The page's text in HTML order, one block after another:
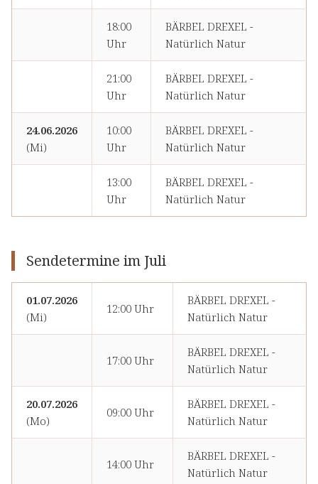
18:00
Uhr
BÄRBEL DREXEL -
Natürlich Natur
21:00
Uhr
BÄRBEL DREXEL -
Natürlich Natur
24.06.2026
(Mi)
10:00
Uhr
BÄRBEL DREXEL -
Natürlich Natur
13:00
Uhr
BÄRBEL DREXEL -
Natürlich Natur
Sendetermine im Juli
01.07.2026
(Mi)
12:00 Uhr
BÄRBEL DREXEL -
Natürlich Natur
17:00 Uhr
BÄRBEL DREXEL -
Natürlich Natur
20.07.2026
(Mo)
09:00 Uhr
BÄRBEL DREXEL -
Natürlich Natur
14:00 Uhr
BÄRBEL DREXEL -
Natürlich Natur